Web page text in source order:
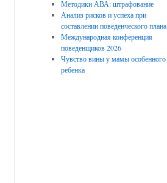
Методики АВА: штрафование
Анализ рисков и успеха при
составлении поведенческого плана
Международная конференция
поведенщиков 2026
Чувство вины у мамы особенного
ребенка